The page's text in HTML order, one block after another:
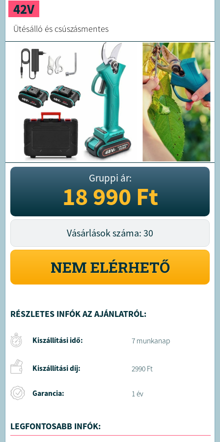
42V
Ütésálló és csúszásmentes
Gruppi ár:
18 990Ft
Vásárlások száma: 30
NEM ELÉRHETŐ
RÉSZLETES INFÓK AZ AJÁNLATRÓL:
Kiszállítási idő: 7 munkanap
Kiszállítási díj: 2990 Ft
Garancia: 1 év
LEGFONTOSABB INFÓK: